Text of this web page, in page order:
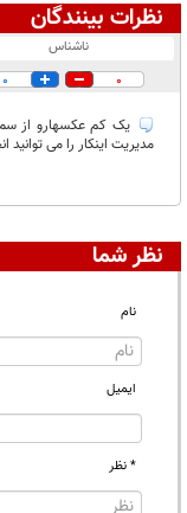
نظرات بینندگان
در انتظار بررسی:
ناشناس
0
0
یک کم عکسهارو از
مدیریت اینکار را می توانید
نظر شما
نام
ایمیل
* نظر